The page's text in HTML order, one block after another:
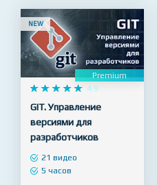
8 часов
NEW
Premium
    
     4.9
GIT. Управление
версиями для
разработчиков